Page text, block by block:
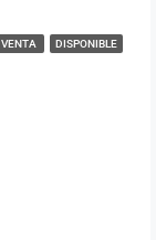
VENTA DISPONIBLE